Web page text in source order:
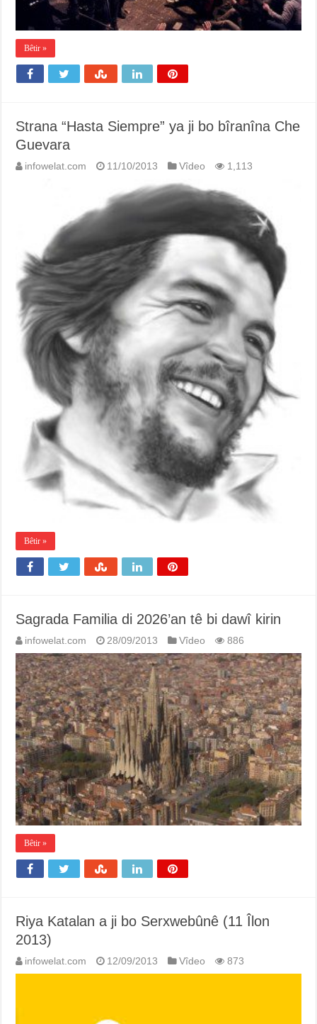
Bêtir »
Strana “Hasta Siempre” ya ji bo bîranîna Che
Guevara
infowelat.com 11/10/2013 Vîdeo 1,113
Bêtir »
Sagrada Familia di 2026’an tê bi dawî kirin
infowelat.com 28/09/2013 Vîdeo 886
Bêtir »
Riya Katalan a ji bo Serxwebûnê (11 Îlon
2013)
infowelat.com 12/09/2013 Vîdeo 873